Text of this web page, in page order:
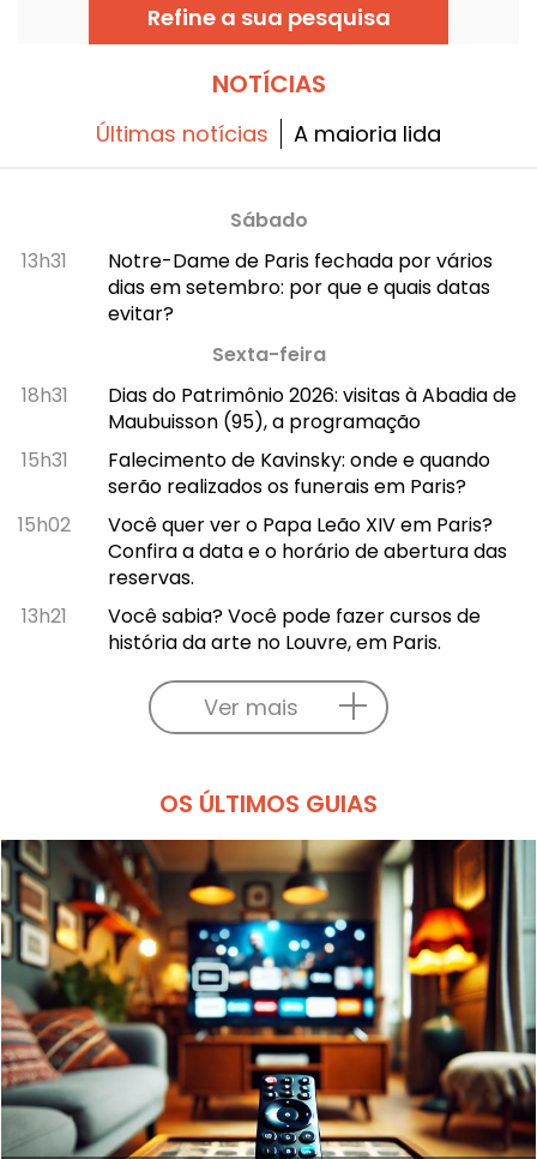
Refine a sua pesquisa
NOTÍCIAS
Últimas notícias A maioria lida
Sábado
13h31
Notre-Dame de Paris fechada por vários
dias em setembro: por que e quais datas
evitar?
Sexta-feira
18h31
Dias do Patrimônio 2026: visitas à Abadia de
Maubuisson (95), a programação
15h31
Falecimento de Kavinsky: onde e quando
serão realizados os funerais em Paris?
15h02
Você quer ver o Papa Leão XIV em Paris?
Confira a data e o horário de abertura das
reservas.
13h21
Você sabia? Você pode fazer cursos de
história da arte no Louvre, em Paris.
Ver mais
OS ÚLTIMOS GUIAS